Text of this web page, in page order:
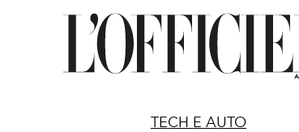
TECH E AUTO